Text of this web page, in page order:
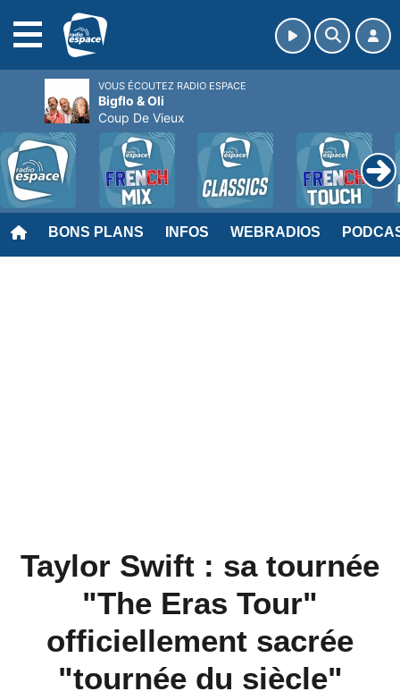
BONS PLANS INFOS WEBRADIOS
Taylor Swift : sa tournée
"The Eras Tour"
officiellement sacrée
"tournée du siècle"
VOUS ÉCOUTEZ RADIO ESPACE
Bigflo & Oli
Coup De Vieux